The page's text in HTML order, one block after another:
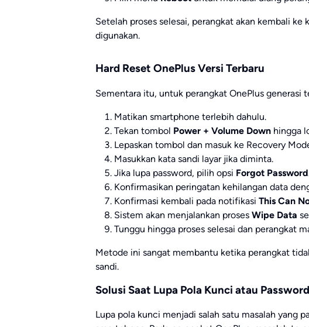
Setelah proses selesai, perangkat akan kembali ke
digunakan.
Hard Reset OnePlus Versi Terbaru
Sementara itu, untuk perangkat OnePlus generasi
Matikan smartphone terlebih dahulu.
Tekan tombol Power + Volume Down hingga
Lepaskan tombol dan masuk ke Recovery
Masukkan kata sandi layar jika diminta.
Jika lupa password, pilih opsi Forgot Password
Konfirmasikan peringatan kehilangan data
Konfirmasi kembali pada notifikasi This Can
Sistem akan menjalankan proses Wipe Data
Tunggu hingga proses selesai dan perangkat
Metode ini sangat membantu ketika perangkat
sandi.
Solusi Saat Lupa Pola Kunci atau
Lupa pola kunci menjadi salah satu masalah yang